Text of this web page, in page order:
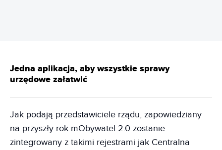
Jedna aplikacja, aby wszystkie sprawy
urzędowe załatwić
Jak podają przedstawiciele rządu, zapowiedziany
na przyszły rok mObywatel 2.0 zostanie
zintegrowany z takimi rejestrami jak Centralna